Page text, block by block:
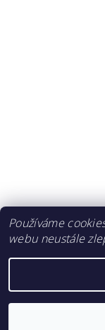
Používáme
webu neustále